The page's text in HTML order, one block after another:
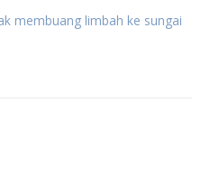
membuang limbah ke sungai